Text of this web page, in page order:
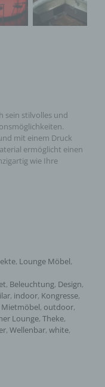
sein stilvolles und
mit einem Druck
ermöglicht einen
wie Ihre
, Lounge Möbel,
, Beleuchtung, Design,
, indoor, Kongresse,
Mietmöbel, outdoor,
Lounge, Theke,
, Wellenbar, white,